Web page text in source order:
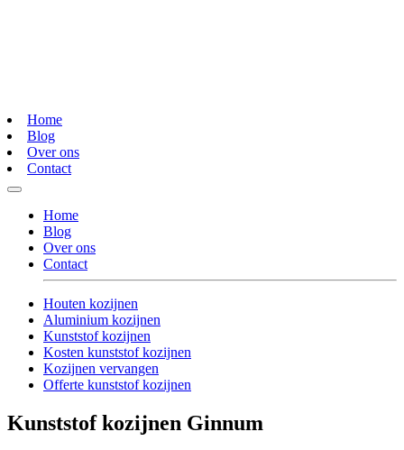
Home
Blog
Over ons
Contact
Home
Blog
Over ons
Contact
Houten kozijnen
Aluminium kozijnen
Kunststof kozijnen
Kosten kunststof kozijnen
Kozijnen vervangen
Offerte kunststof kozijnen
Kunststof kozijnen Ginnum